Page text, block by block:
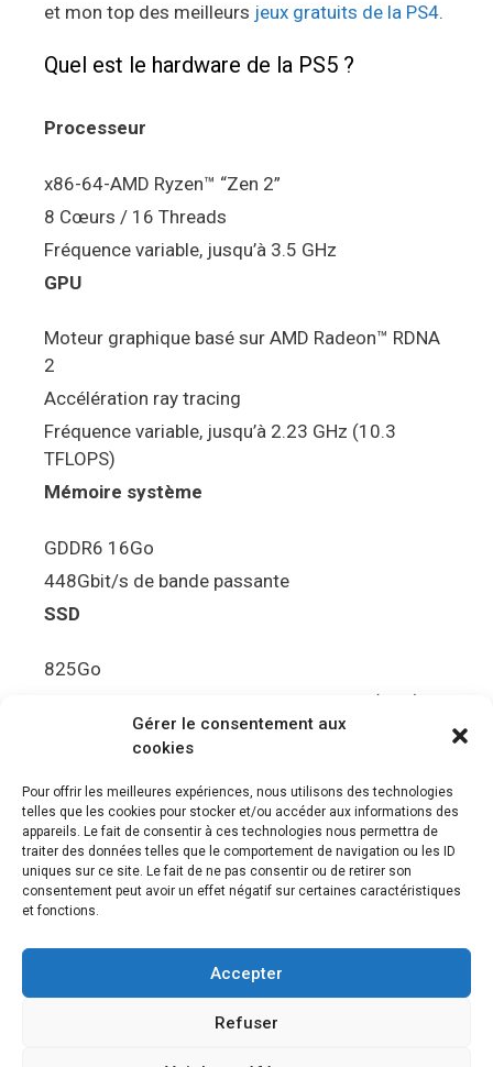
Gérer le consentement aux
cookies
Pour offrir les meilleures expériences, nous utilisons des technologies
telles que les cookies pour stocker et/ou accéder aux informations des
appareils. Le fait de consentir à ces technologies nous permettra de
traiter des données telles que le comportement de navigation ou les ID
uniques sur ce site. Le fait de ne pas consentir ou de retirer son
consentement peut avoir un effet négatif sur certaines caractéristiques
et fonctions.
Accepter
Refuser
et mon top des meilleurs jeux gratuits de la PS4.
Quel est le hardware de la PS5 ?
Processeur
x86-64-AMD Ryzen™ “Zen 2”
8 Cœurs / 16 Threads
Fréquence variable, jusqu’à 3.5 GHz
GPU
Moteur graphique basé sur AMD Radeon™ RDNA
2
Accélération ray tracing
Fréquence variable, jusqu’à 2.23 GHz (10.3
TFLOPS)
Mémoire système
GDDR6 16Go
448Gbit/s de bande passante
SSD
825Go
5.5Gbit/s de bande passante en lecture (Brut)
Disque de jeu PS5
Ultra HD Blu-ray™, jusqu’à 100Go/disque
Sortie vidéo
Compatibilité avec les téléviseurs 4K 120Hz et
8K, VRR (spécification HDMI v. 2.1)
“Tempest” 3D AudioTec